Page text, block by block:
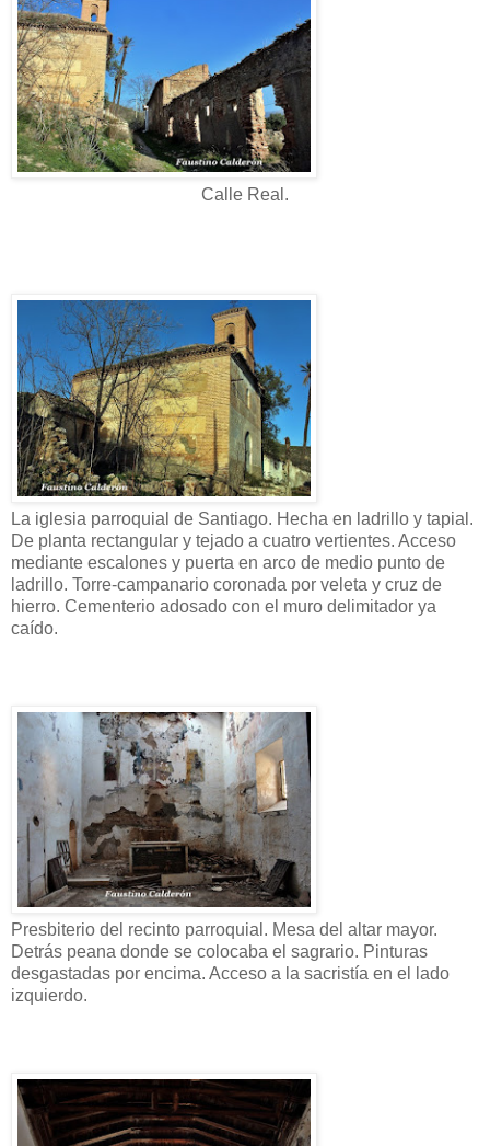
Calle Real.
La iglesia parroquial de Santiago. Hecha en ladrillo y tapial.
De planta rectangular y tejado a cuatro vertientes. Acceso
mediante escalones y puerta en arco de medio punto de
ladrillo. Torre-campanario coronada por veleta y cruz de
hierro. Cementerio adosado con el muro delimitador ya
caído.
Presbiterio del recinto parroquial. Mesa del altar mayor.
Detrás peana donde se colocaba el sagrario. Pinturas
desgastadas por encima. Acceso a la sacristía en el lado
izquierdo.